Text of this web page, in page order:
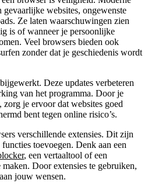
gevaarlijke websites, ongewenste
Ze laten waarschuwingen zien
is of wanneer je persoonlijke
Veel browsers bieden ook
zonder dat je geschiedenis wordt
Deze updates verbeteren
van het programma. Door je
je ervoor dat websites goed
bent tegen online risico’s.
verschillende extensies. Dit zijn
toevoegen. Denk aan een
, een vertaaltool of een
Door extensies te gebruiken,
jouw wensen.